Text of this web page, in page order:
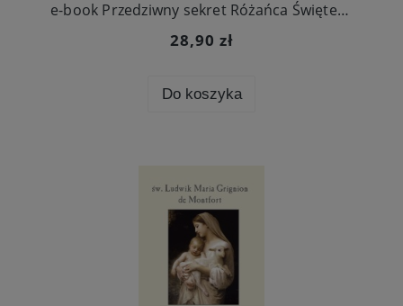
e-book Przedziwny sekret Różańca Świętego
28,90 zł
Do koszyka